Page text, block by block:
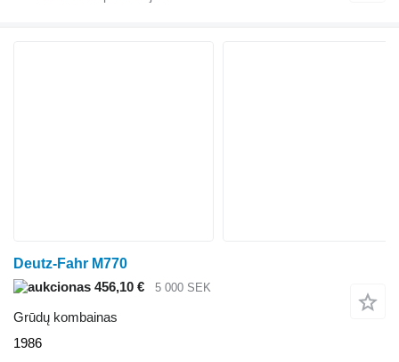
Deutz-Fahr M770
456,10 €
5 000 SEK
Grūdų kombainas
1986